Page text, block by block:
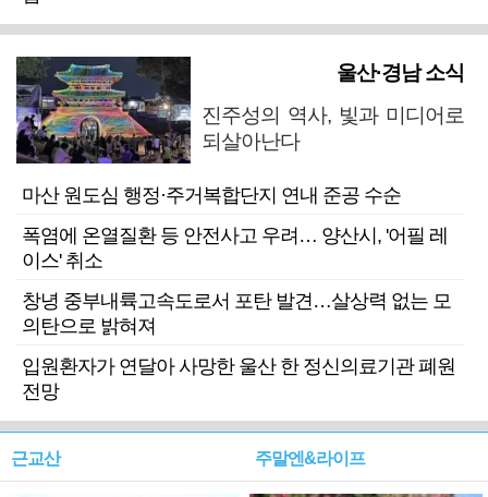
울산·경남 소식
진주성의 역사, 빛과 미디어로
되살아난다
마산 원도심 행정·주거복합단지 연내 준공 수순
폭염에 온열질환 등 안전사고 우려… 양산시, '어필 레
이스' 취소
창녕 중부내륙고속도로서 포탄 발견…살상력 없는 모
의탄으로 밝혀져
입원환자가 연달아 사망한 울산 한 정신의료기관 폐원
전망
근교산 주말엔&라이프